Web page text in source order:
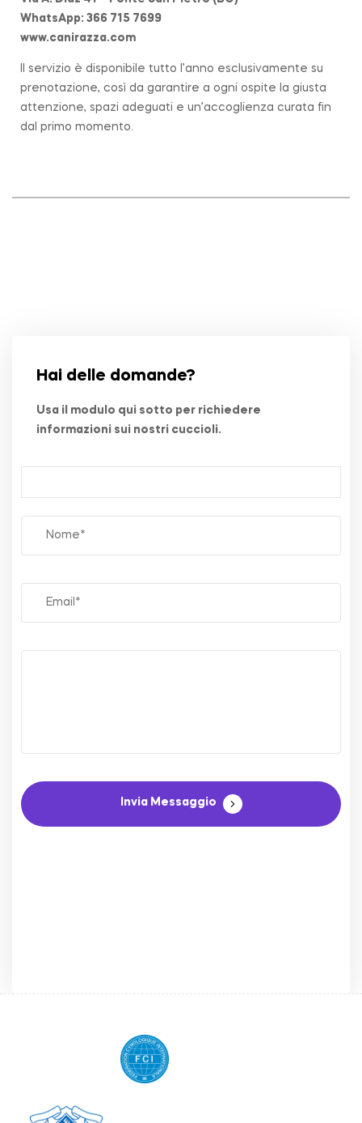
WhatsApp: 366 715 7699
www.canirazza.com
Il servizio è disponibile tutto l’anno esclusivamente su
prenotazione, così da garantire a ogni ospite la giusta
attenzione, spazi adeguati e un’accoglienza curata fin
dal primo momento.
Hai delle domande?
Usa il modulo qui sotto per richiedere
informazioni sui nostri cuccioli.
Invia Messaggio